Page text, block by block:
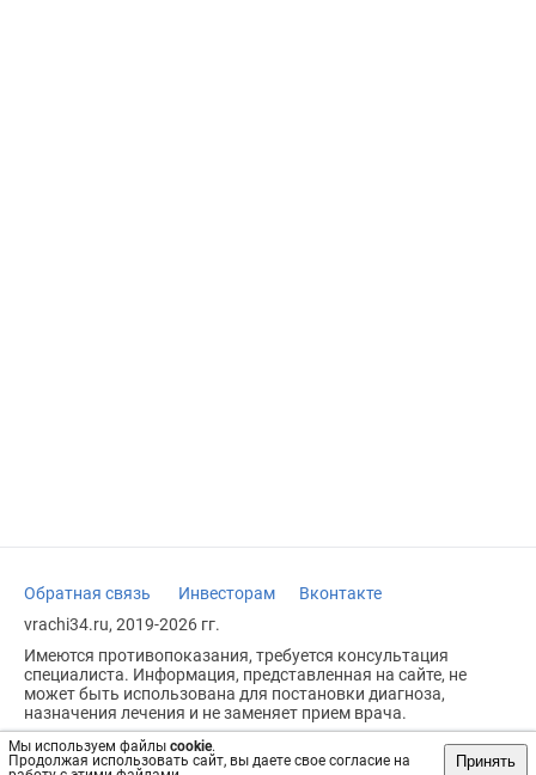
Мы используем файлы cookie.
Продолжая использовать сайт, вы даете свое согласие на
Принять
Обратная связь Инвесторам
Вконтакте
vrachi34.ru, 2019-2026 гг.
Имеются противопоказания, требуется консультация
специалиста. Информация, представленная на сайте, не
может быть использована для постановки диагноза,
назначения лечения и не заменяет прием врача.
Возрастное ограничение: 18+